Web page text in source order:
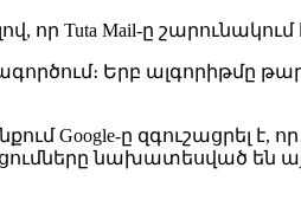
որ Tuta Mail-ը
Երբ ալգորիթմը
Google-ը զգուշացրել
նախատեսված են